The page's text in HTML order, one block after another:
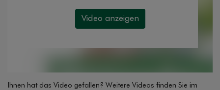
Ihnen hat das Video gefallen? Weitere Videos finden Sie im